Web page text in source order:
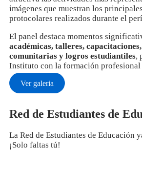
imágenes que muestran los
protocolares realizados durante el
El panel destaca momentos
académicas, talleres,
comunitarias y logros estudiantiles,
Instituto con la formación
Ver galeria
Red de Estudiantes de
La Red de Estudiantes de Educación
¡Solo faltas tú!